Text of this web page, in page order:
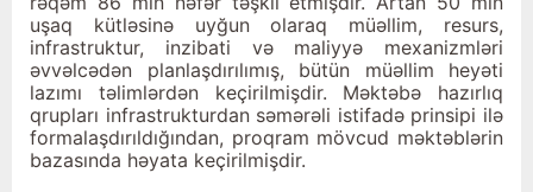
uşaq kütləsinə uyğun olaraq müəllim, resurs,
infrastruktur, inzibati və maliyyə mexanizmləri
əvvəlcədən planlaşdırılımış, bütün müəllim heyəti
lazımı təlimlərdən keçirilm­işdir. Məktəbə hazırlıq
qrupları infrastrukturdan səmərəli istifadə prinsipi ilə
formalaşdırıldığından, proqram mövcud məktəblərin
bazasında həyata keçirilmişdir.